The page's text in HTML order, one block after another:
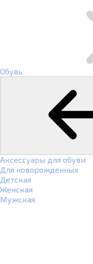
Обувь
Аксессуары для обуви
Для новорожденных
Детская
Женская
Мужская